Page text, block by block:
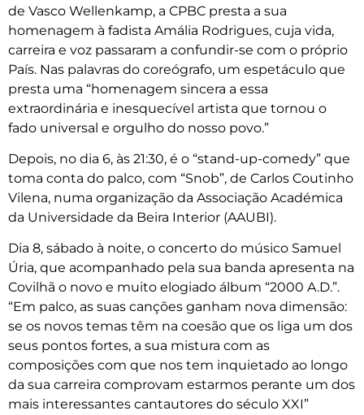
de Vasco Wellenkamp, a CPBC presta a sua
homenagem à fadista Amália Rodrigues, cuja vida,
carreira e voz passaram a confundir-se com o próprio
País. Nas palavras do coreógrafo, um espetáculo que
presta uma “homenagem sincera a essa
extraordinária e inesquecível artista que tornou o
fado universal e orgulho do nosso povo.”
Depois, no dia 6, às 21:30, é o “stand-up-comedy” que
toma conta do palco, com “Snob”, de Carlos Coutinho
Vilena, numa organização da Associação Académica
da Universidade da Beira Interior (AAUBI).
Dia 8, sábado à noite, o concerto do músico Samuel
Úria, que acompanhado pela sua banda apresenta na
Covilhã o novo e muito elogiado álbum “2000 A.D.”.
“Em palco, as suas canções ganham nova dimensão:
se os novos temas têm na coesão que os liga um dos
seus pontos fortes, a sua mistura com as
composições com que nos tem inquietado ao longo
da sua carreira comprovam estarmos perante um dos
mais interessantes cantautores do século XXI”